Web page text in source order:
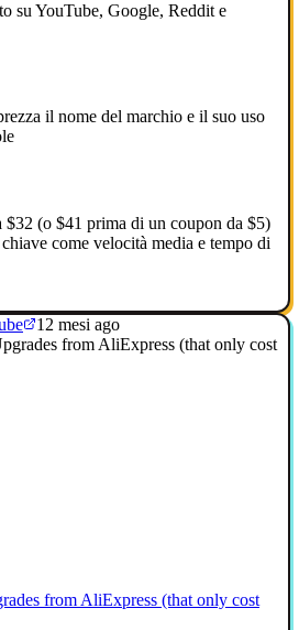
su YouTube, Google, Reddit e
il nome del marchio e il suo uso
$32 (o $41 prima di un coupon da $5)
come velocità media e tempo di
12 mesi ago
from AliExpress (that only cost